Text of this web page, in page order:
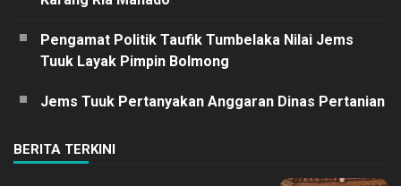
Pengamat Politik Taufik Tumbelaka Nilai Jems
Tuuk Layak Pimpin Bolmong
Jems Tuuk Pertanyakan Anggaran Dinas Pertanian
BERITA TERKINI